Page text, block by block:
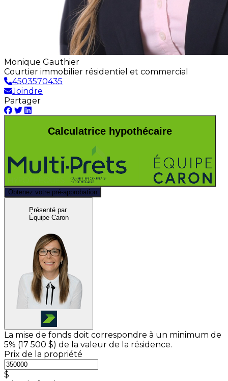
Monique Gauthier
Courtier immobilier résidentiel et commercial
4503570435
Joindre
Partager
Calculatrice hypothécaire
Obtenez votre pré-approbation
Présenté par
Équipe Caron
La mise de fonds doit correspondre à un minimum de
5% (17 500 $) de la valeur de la résidence.
Prix de la propriété
$